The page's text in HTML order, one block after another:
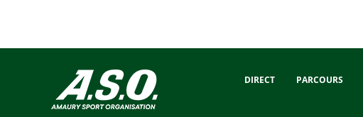
DIRECT PARCOURS